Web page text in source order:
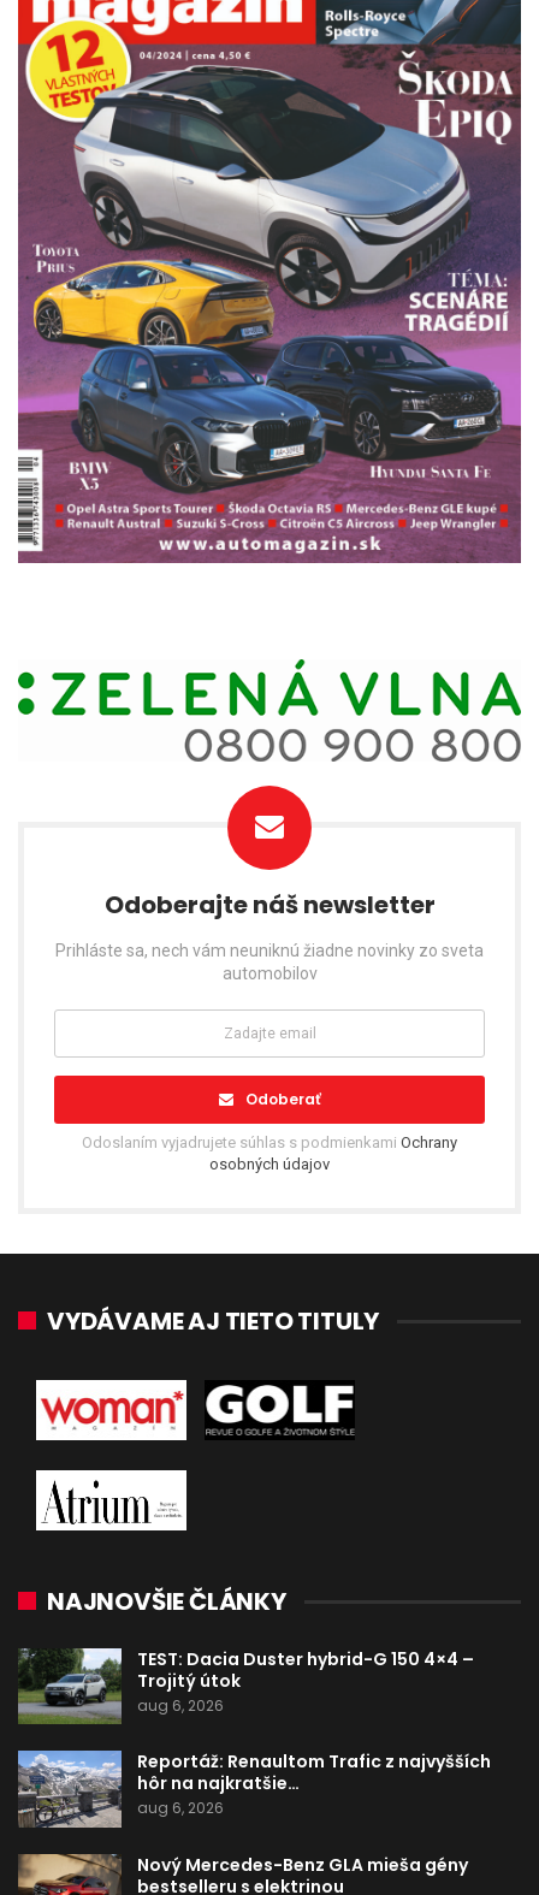
Odoberajte náš newsletter
Prihláste sa, nech vám neuniknú žiadne novinky zo sveta
automobilov
Odoberať
Odoslaním vyjadrujete súhlas s podmienkami Ochrany
osobných údajov
VYDÁVAME AJ TIETO TITULY
NAJNOVŠIE ČLÁNKY
TEST: Dacia Duster hybrid-G 150 4×4 –
Trojitý útok
aug 6, 2026
Reportáž: Renaultom Trafic z najvyšších
hôr na najkratšie…
aug 6, 2026
Nový Mercedes-Benz GLA mieša gény
bestselleru s elektrinou